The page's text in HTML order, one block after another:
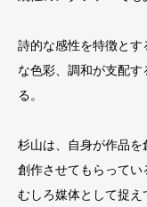
詩的な感性を特徴と
な色彩、調和が支配
る。
杉山は、自身が作品
創作させてもらってい
むしろ媒体として捉